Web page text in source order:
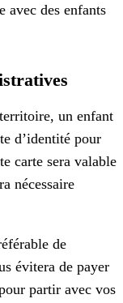
avec des enfants
un enfant
d’identité pour
carte sera valable
nécessaire
de
évitera de payer
partir avec vos